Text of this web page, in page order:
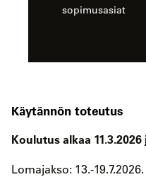
sopimusasiat
Käytännön toteutus
Koulutus alkaa
Lomajakso: 13.-19.7.2026.